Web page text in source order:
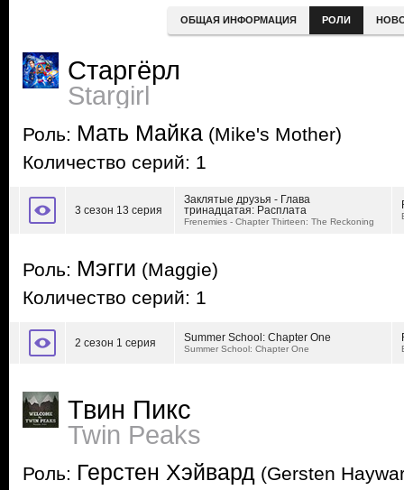
ОБЩАЯ ИНФОРМАЦИЯ РОЛИ
Старгёрл
Stargirl
Роль: Мать Майка (Mike's Mother)
Количество серий: 1
3 сезон 13 серия
Заклятые друзья - Глава
тринадцатая: Расплата
Frenemies - Chapter Thirteen: The Reckoning
Роль: Мэгги (Maggie)
Количество серий: 1
2 сезон 1 серия Summer School: Chapter One
Summer School: Chapter One
Твин Пикс
Twin Peaks
Роль: Герстен Хэйвард (Gersten